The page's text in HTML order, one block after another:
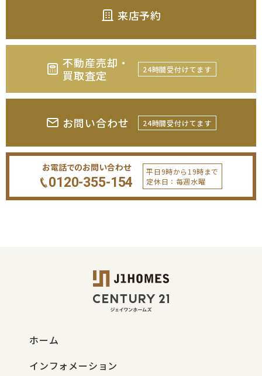
来店予約
不動産売却・
買取査定
24時間受付けてます
お問い合わせ 24時間受付けてます
お電話でのお問い合わせ
0120-355-154
平日9時から19時まで
定休日：毎週水曜
ホーム
インフォメーション